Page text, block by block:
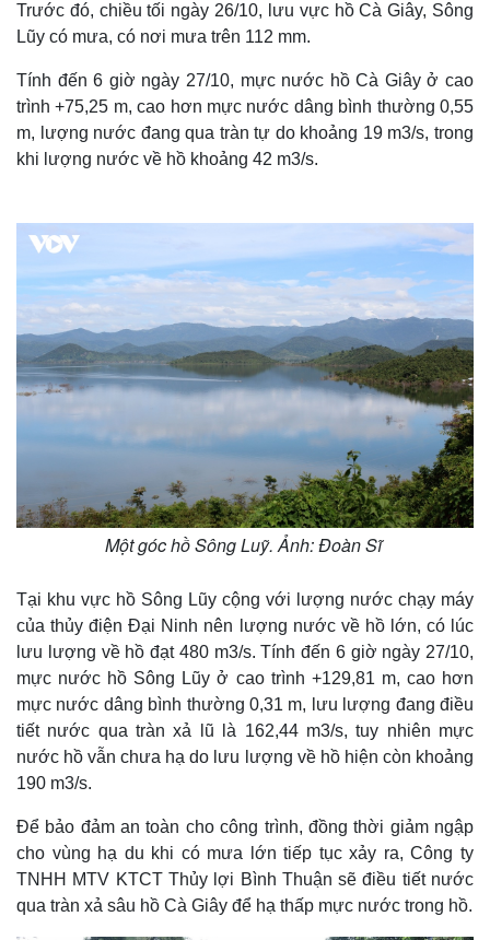
Trước đó, chiều tối ngày 26/10, lưu vực hồ Cà Giây, Sông
Lũy có mưa, có nơi mưa trên 112 mm.
Tính đến 6 giờ ngày 27/10, mực nước hồ Cà Giây ở cao
trình +75,25 m, cao hơn mực nước dâng bình thường 0,55
m, lượng nước đang qua tràn tự do khoảng 19 m3/s, trong
khi lượng nước về hồ khoảng 42 m3/s.
Một góc hồ Sông Luỹ. Ảnh: Đoàn Sĩ
Tại khu vực hồ Sông Lũy cộng với lượng nước chạy máy
của thủy điện Đại Ninh nên lượng nước về hồ lớn, có lúc
lưu lượng về hồ đạt 480 m3/s. Tính đến 6 giờ ngày 27/10,
mực nước hồ Sông Lũy ở cao trình +129,81 m, cao hơn
mực nước dâng bình thường 0,31 m, lưu lượng đang điều
tiết nước qua tràn xả lũ là 162,44 m3/s, tuy nhiên mực
nước hồ vẫn chưa hạ do lưu lượng về hồ hiện còn khoảng
190 m3/s.
Để bảo đảm an toàn cho công trình, đồng thời giảm ngập
cho vùng hạ du khi có mưa lớn tiếp tục xảy ra, Công ty
TNHH MTV KTCT Thủy lợi Bình Thuận sẽ điều tiết nước
qua tràn xả sâu hồ Cà Giây để hạ thấp mực nước trong hồ.